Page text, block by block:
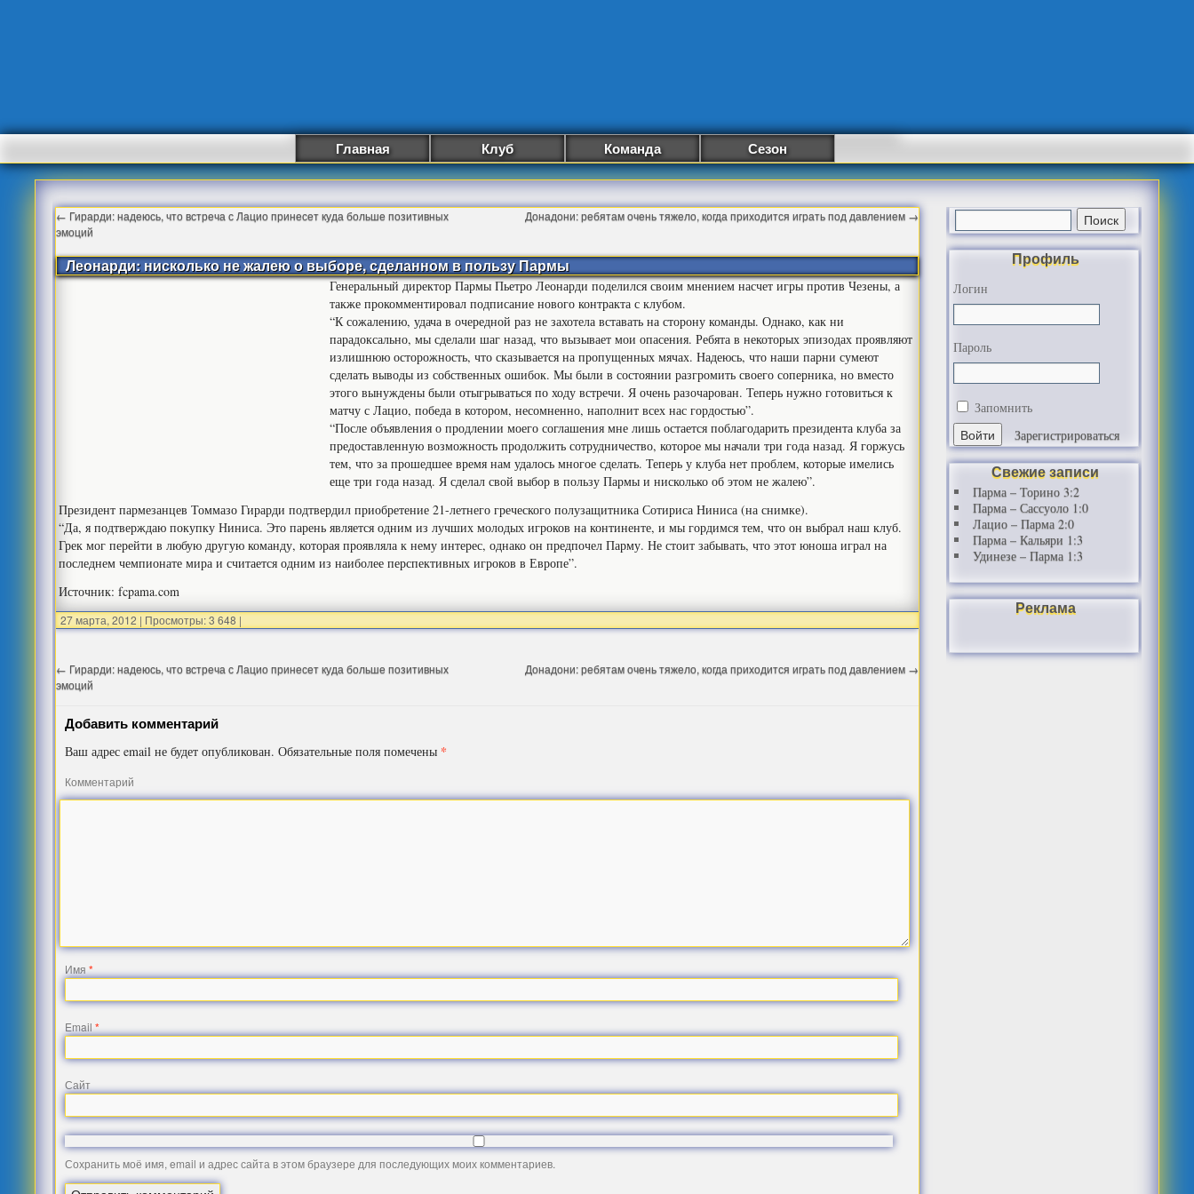
Главная Клуб Команда Сезон
← Гирарди: надеюсь, что встреча с Лацио принесет куда больше позитивных
эмоций
Донадони: ребятам очень тяжело, когда приходится играть под давлением →
Леонарди: нисколько не жалею о выборе, сделанном в пользу Пармы
Генеральный директор Пармы Пьетро Леонарди поделился своим мнением насчет игры против Чезены, а
также прокомментировал подписание нового контракта с клубом.
“К сожалению, удача в очередной раз не захотела вставать на сторону команды. Однако, как ни
парадоксально, мы сделали шаг назад, что вызывает мои опасения. Ребята в некоторых эпизодах проявляют
излишнюю осторожность, что сказывается на пропущенных мячах. Надеюсь, что наши парни сумеют
сделать выводы из собственных ошибок. Мы были в состоянии разгромить своего соперника, но вместо
этого вынуждены были отыгрываться по ходу встречи. Я очень разочарован. Теперь нужно готовиться к
матчу с Лацио, победа в котором, несомненно, наполнит всех нас гордостью”.
“После объявления о продлении моего соглашения мне лишь остается поблагодарить президента клуба за
предоставленную возможность продолжить сотрудничество, которое мы начали три года назад. Я горжусь
тем, что за прошедшее время нам удалось многое сделать. Теперь у клуба нет проблем, которые имелись
еще три года назад. Я сделал свой выбор в пользу Пармы и нисколько об этом не жалею”.
Президент пармезанцев Томмазо Гирарди подтвердил приобретение 21-летнего греческого полузащитника Сотириса Ниниса (на снимке).
“Да, я подтверждаю покупку Ниниса. Это парень является одним из лучших молодых игроков на континенте, и мы гордимся тем, что он выбрал наш клуб.
Грек мог перейти в любую другую команду, которая проявляла к нему интерес, однако он предпочел Парму. Не стоит забывать, что этот юноша играл на
последнем чемпионате мира и считается одним из наиболее перспективных игроков в Европе”.
Источник: fcpama.com
27 марта, 2012 | Просмотры: 3 648 |
← Гирарди: надеюсь, что встреча с Лацио принесет куда больше позитивных
эмоций
Донадони: ребятам очень тяжело, когда приходится играть под давлением →
Добавить комментарий
Ваш адрес email не будет опубликован. Обязательные поля помечены *
Комментарий
Имя*
Email*
Сайт
Сохранить моё имя, email и адрес сайта в этом браузере для последующих моих комментариев.
Профиль
Логин
Пароль
Запомнить
Зарегистрироваться
Свежие записи
Парма – Торино 3:2
Парма – Сассуоло 1:0
Лацио – Парма 2:0
Парма – Кальяри 1:3
Удинезе – Парма 1:3
Реклама